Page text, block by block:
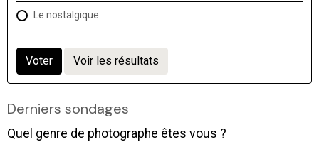
Le nostalgique
Voter Voir les résultats
Derniers sondages
Quel genre de photographe êtes vous ?